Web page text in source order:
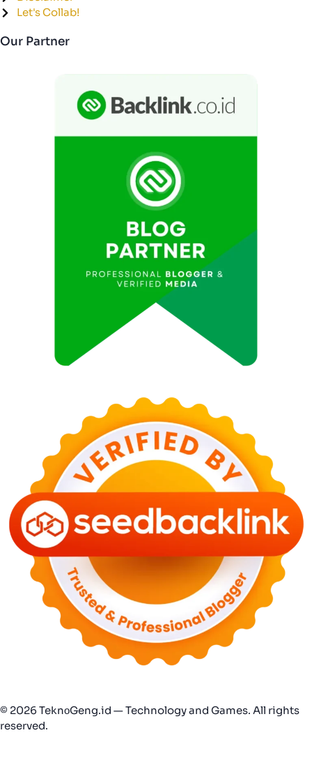
Let's Collab!
Our Partner
© 2026 TeknоGeng.id — Technology and Games. All rights
reserved.